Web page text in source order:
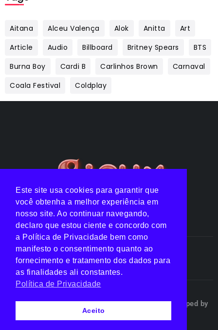
Aitana Alceu Valença Alok Anitta
Art
Article
Audio Billboard Britney Spears
BTS
Burna Boy
Cardi B Carlinhos Brown
Carnaval
Coala Festival
Coldplay
Notícias Listas Clipes Top 10
Jelly Rockets ©2024 All Rights Reserved | Developed by
Este site usa cookies para garantir que
você obtenha a melhor experiência em
nosso site. Ao continuar navegando,
declaro que estou ciente e concordo com
a Política de Privacidade bem como
manifesto o consentimento quanto ao
fornecimento e tratamento dos dados para
as finalidades ali constantes.
Política de Privacidade
Aceito